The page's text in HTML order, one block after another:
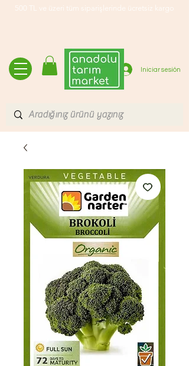
500 TL ve üzeri tüm siparişlerinde ücretsiz kargo
Iniciar sesión